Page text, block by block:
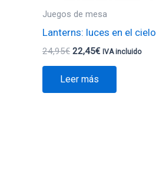
Juegos de mesa
Lanterns: luces en el cielo
24,95€ 22,45€ IVA incluido
Leer más